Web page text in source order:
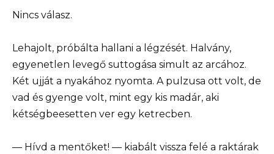
Nincs válasz.
Lehajolt, próbálta hallani a légzését. Halvány,
egyenetlen levegő suttogása simult az arcához.
Két ujját a nyakához nyomta. A pulzusa ott volt, de
vad és gyenge volt, mint egy kis madár, aki
kétségbeesetten ver egy ketrecben.
— Hívd a mentőket! — kiabált vissza felé a raktárak